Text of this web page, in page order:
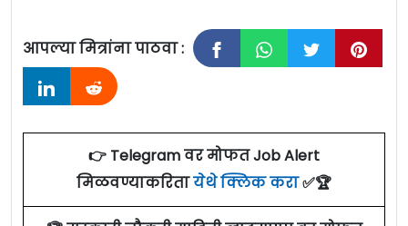
आपल्या मित्रांना पाठवा :
👉 Telegram वर मोफत Job Alert
मिळवण्याकरितायेथे क्लिक करा✅🏆